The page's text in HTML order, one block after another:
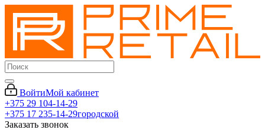
ВойтиМой кабинет
+375 29 104-14-29
+375 17 235-14-29городской
Заказать звонок